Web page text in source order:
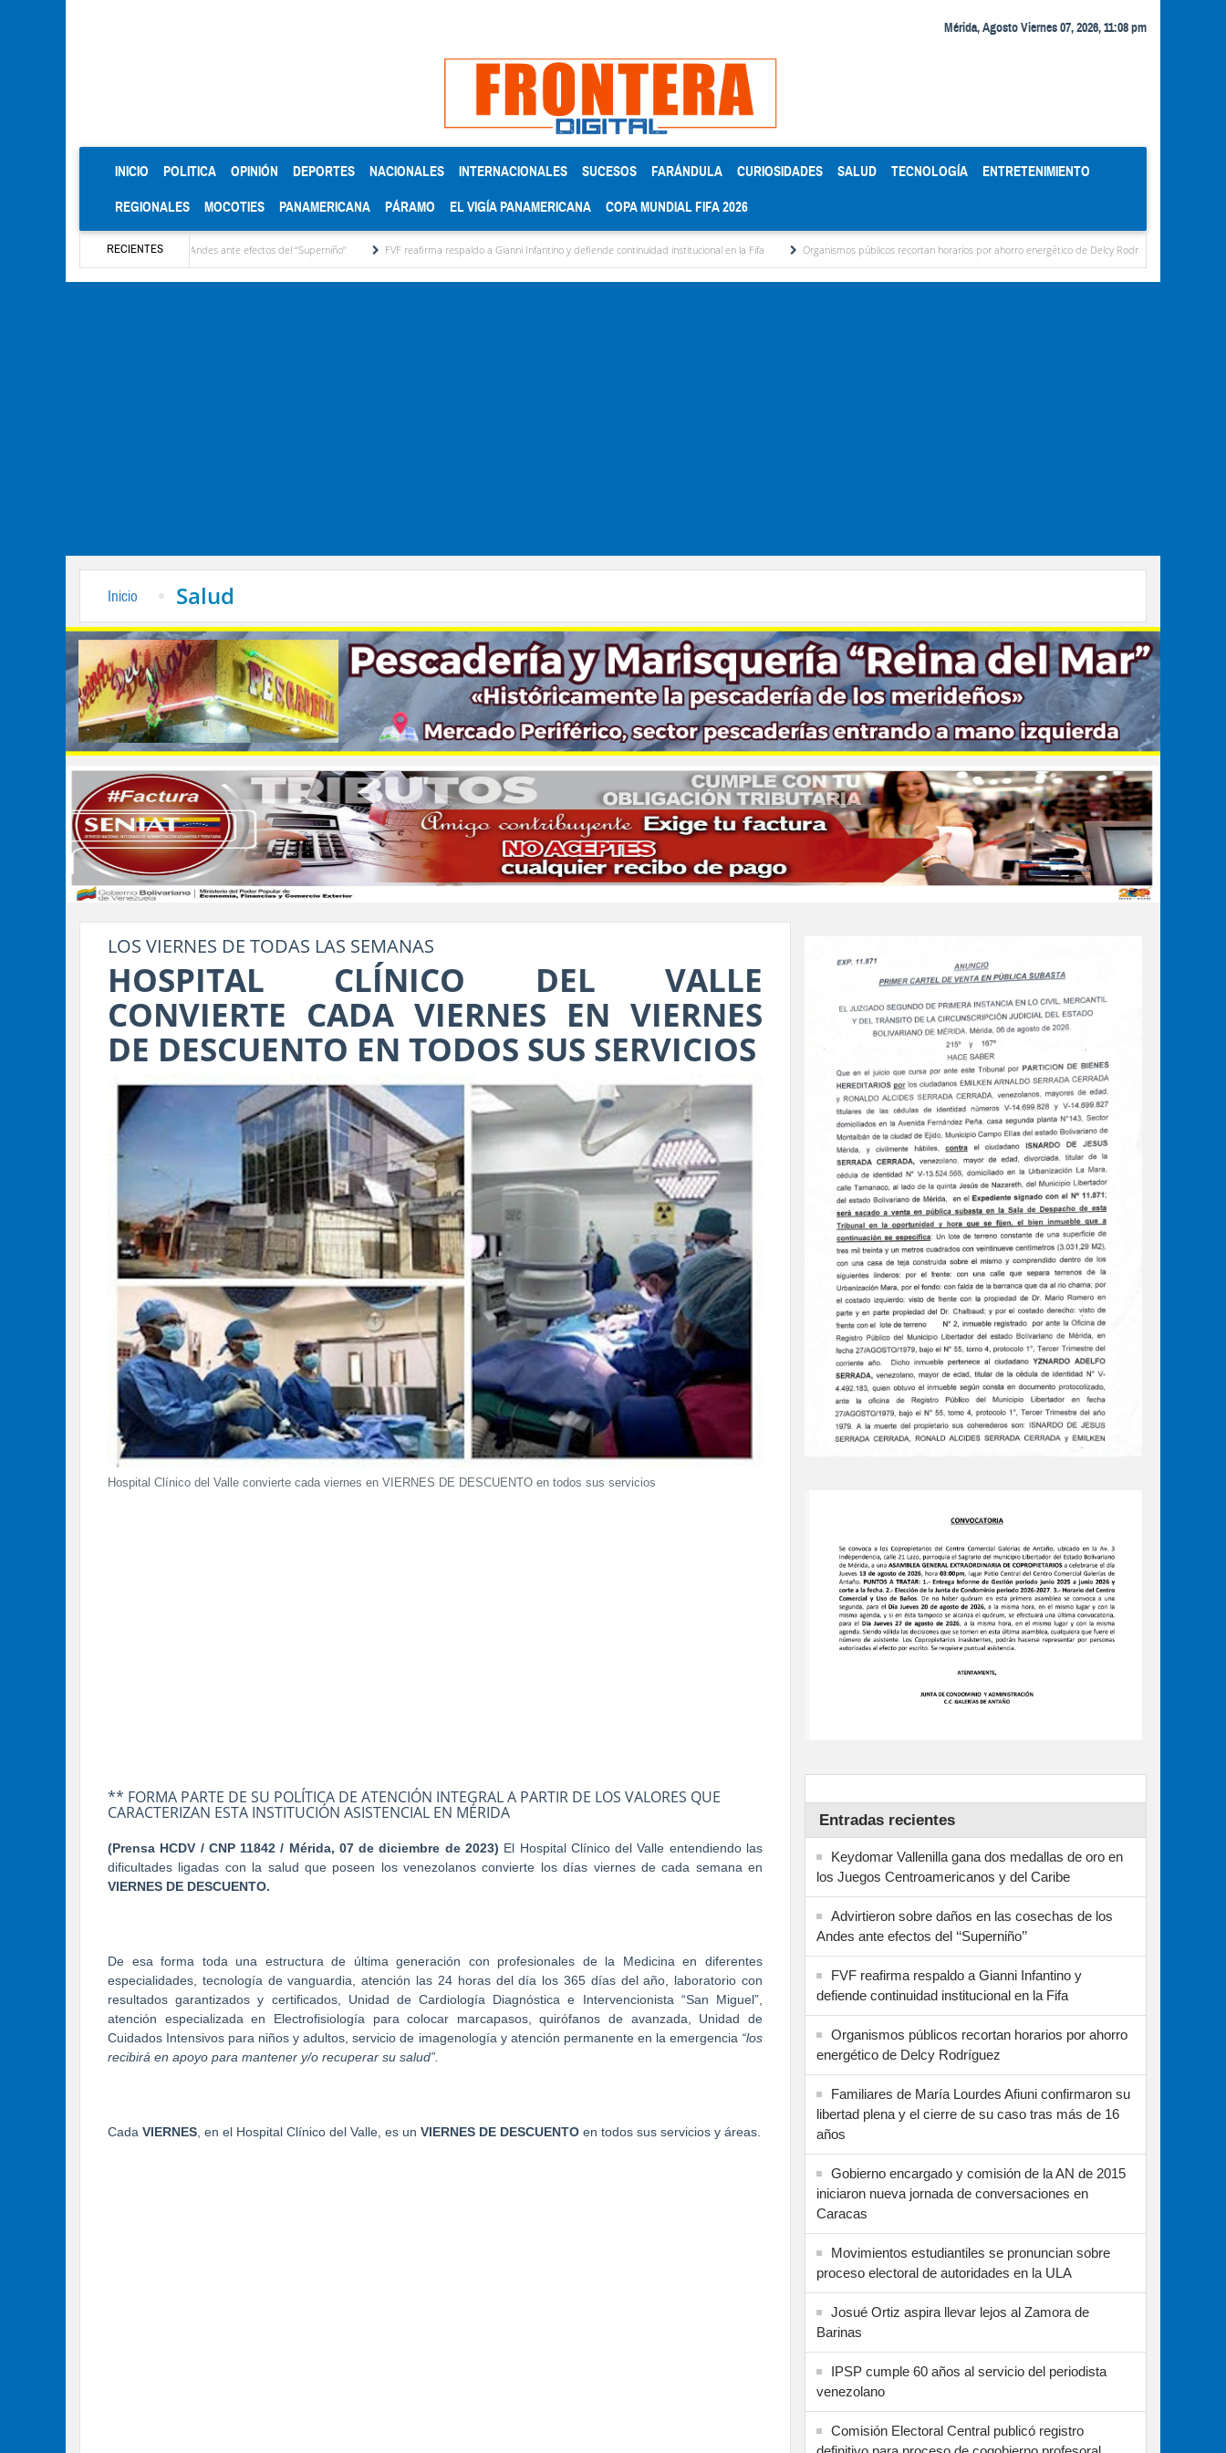
Mérida, Agosto Viernes 07, 2026, 11:08 pm
INICIO (CURRENT)
POLITICA OPINIÓN DEPORTES NACIONALES INTERNACIONALES SUCESOS FARÁNDULA CURIOSIDADES SALUD TECNOLOGÍA ENTRETENIMIENTO
REGIONALES MOCOTIES PANAMERICANA PÁRAMO EL VIGÍA PANAMERICANA COPA MUNDIAL FIFA 2026
RECIENTES
en las cosechas de los Andes ante efectos del ‘‘Superniño’’ FVF reafirma respaldo a Gianni Infantino y defiende continuidad institucional en la Fifa Organismos públicos recortan horarios por ahorro energético de Delcy Rodríguez
Inicio Salud
LOS VIERNES DE TODAS LAS SEMANAS
HOSPITAL CLÍNICO DEL VALLE
CONVIERTE CADA VIERNES EN VIERNES
DE DESCUENTO EN TODOS SUS SERVICIOS
Hospital Clínico del Valle convierte cada viernes en VIERNES DE DESCUENTO en todos sus servicios
** FORMA PARTE DE SU POLÍTICA DE ATENCIÓN INTEGRAL A PARTIR DE LOS VALORES QUE
CARACTERIZAN ESTA INSTITUCIÓN ASISTENCIAL EN MÉRIDA
(Prensa HCDV / CNP 11842 / Mérida, 07 de diciembre de 2023) El Hospital Clínico del Valle entendiendo las
dificultades ligadas con la salud que poseen los venezolanos convierte los días viernes de cada semana en
VIERNES DE DESCUENTO.
De esa forma toda una estructura de última generación con profesionales de la Medicina en diferentes
especialidades, tecnología de vanguardia, atención las 24 horas del día los 365 días del año, laboratorio con
resultados garantizados y certificados, Unidad de Cardiología Diagnóstica e Intervencionista “San Miguel”,
atención especializada en Electrofisiología para colocar marcapasos, quirófanos de avanzada, Unidad de
Cuidados Intensivos para niños y adultos, servicio de imagenología y atención permanente en la emergencia “los
recibirá en apoyo para mantener y/o recuperar su salud”.
Cada VIERNES , en el Hospital Clínico del Valle, es un VIERNES DE DESCUENTO en todos sus servicios y áreas.
Entradas recientes
Keydomar Vallenilla gana dos medallas de oro en
los Juegos Centroamericanos y del Caribe
Advirtieron sobre daños en las cosechas de los
Andes ante efectos del ‘‘Superniño’’
FVF reafirma respaldo a Gianni Infantino y
defiende continuidad institucional en la Fifa
Organismos públicos recortan horarios por ahorro
energético de Delcy Rodríguez
Familiares de María Lourdes Afiuni confirmaron su
libertad plena y el cierre de su caso tras más de 16
años
Gobierno encargado y comisión de la AN de 2015
iniciaron nueva jornada de conversaciones en
Caracas
Movimientos estudiantiles se pronuncian sobre
proceso electoral de autoridades en la ULA
Josué Ortiz aspira llevar lejos al Zamora de
Barinas
IPSP cumple 60 años al servicio del periodista
venezolano
Comisión Electoral Central publicó registro